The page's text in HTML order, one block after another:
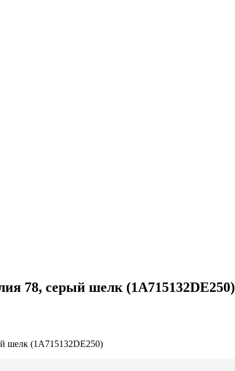
78, серый шелк (1A715132DE250)
шелк (1A715132DE250)